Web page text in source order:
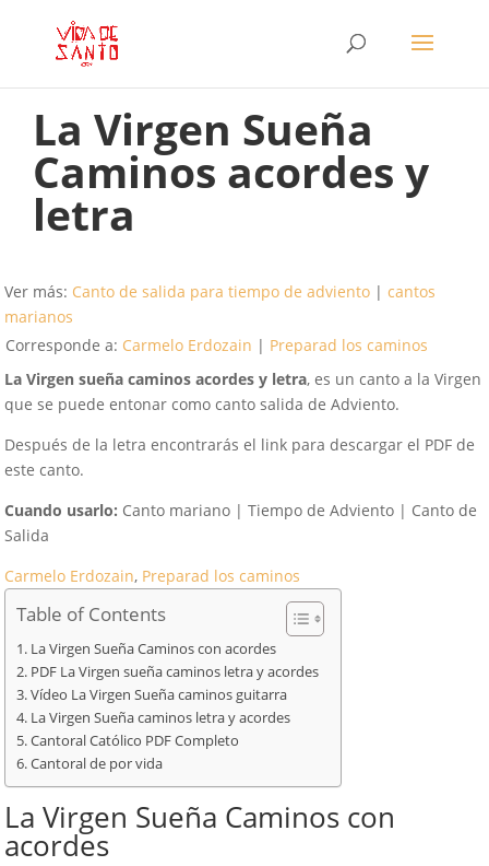
La Virgen Sueña
Caminos acordes y
letra
Ver más: Canto de salida para tiempo de adviento | cantos
marianos
Corresponde a: Carmelo Erdozain | Preparad los caminos
La Virgen sueña caminos acordes y letra, es un canto a la Virgen
que se puede entonar como canto salida de Adviento.
Después de la letra encontrarás el link para descargar el PDF de
este canto.
Cuando usarlo: Canto mariano | Tiempo de Adviento | Canto de
Salida
Carmelo Erdozain, Preparad los caminos
Table of Contents
La Virgen Sueña Caminos con acordes
PDF La Virgen sueña caminos letra y acordes
Vídeo La Virgen Sueña caminos guitarra
La Virgen Sueña caminos letra y acordes
Cantoral Católico PDF Completo
Cantoral de por vida
La Virgen Sueña Caminos con
acordes